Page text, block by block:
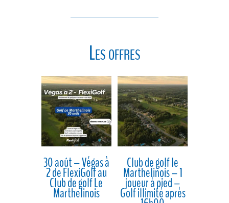
Les offres
30 août – Végas à
2 de FlexiGolf au
Club de golf Le
Marthelinois
Club de golf le
Marthelinois – 1
joueur à pied –
Golf illimité après